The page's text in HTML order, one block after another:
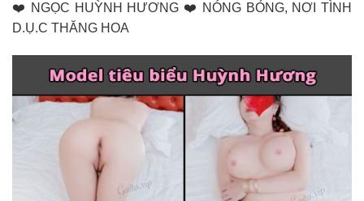
❤️ NGỌC HUỲNH HƯƠNG ❤️ NÓNG BỎNG, NƠI TÌNH
D.Ụ.C THĂNG HOA